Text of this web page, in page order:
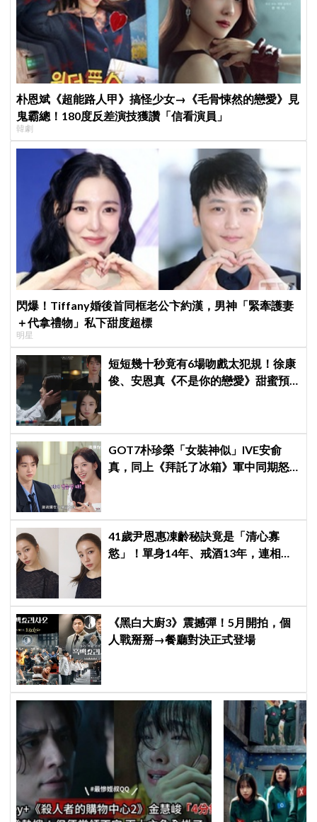
朴恩斌《超能路人甲》搞怪少女→《毛骨悚然的戀愛》見
鬼霸總！180度反差演技獲讚「信看演員」
韓劇
閃爆！Tiffany婚後首同框老公卞約漢，男神「緊牽護妻
＋代拿禮物」私下甜度超標
明星
短短幾十秒竟有6場吻戲太犯規！徐康
俊、安恩真《不是你的戀愛》甜蜜預
GOT7朴珍榮「女裝神似」IVE安俞
真，同上《拜託了冰箱》軍中同期怒
41歲尹恩惠凍齡秘訣竟是「清心寡
慾」！單身14年、戒酒13年，連相親
《黑白大廚3》震撼彈！5月開拍，個
人戰掰掰→餐廳對決正式登場